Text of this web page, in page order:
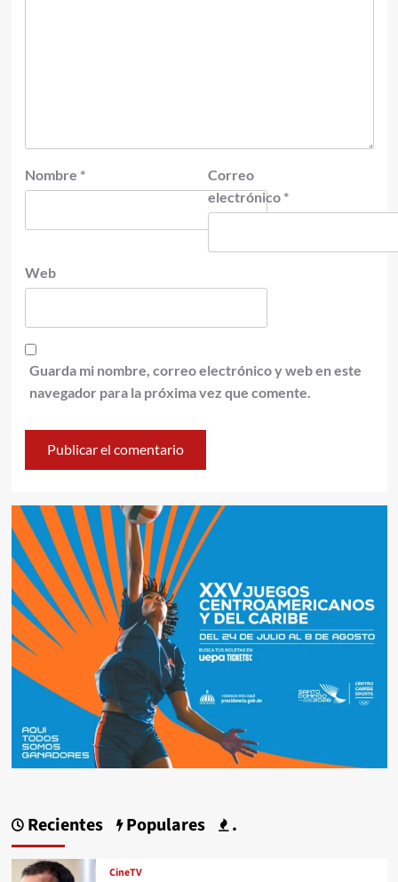
Nombre *
Correo
electrónico *
Web
Guarda mi nombre, correo electrónico y web en este
navegador para la próxima vez que comente.
Recientes Populares .
CineTV